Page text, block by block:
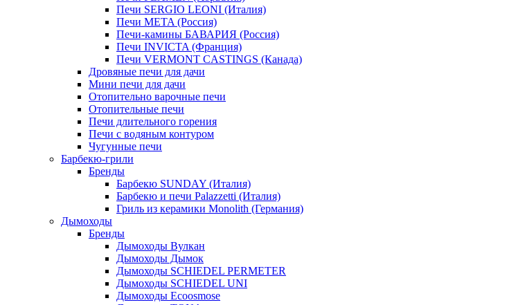
Печи SERGIO LEONI (Италия)
Печи META (Россия)
Печи-камины БАВАРИЯ (Россия)
Печи INVICTA (Франция)
Печи VERMONT CASTINGS (Канада)
Дровяные печи для дачи
Мини печи для дачи
Отопительно варочные печи
Отопительные печи
Печи длительного горения
Печи с водяным контуром
Чугунные печи
Барбекю-грили
Бренды
Барбекю SUNDAY (Италия)
Барбекю и печи Palazzetti (Италия)
Гриль из керамики Monolith (Германия)
Дымоходы
Бренды
Дымоходы Вулкан
Дымоходы Дымок
Дымоходы SCHIEDEL PERMETER
Дымоходы SCHIEDEL UNI
Дымоходы Ecoosmose